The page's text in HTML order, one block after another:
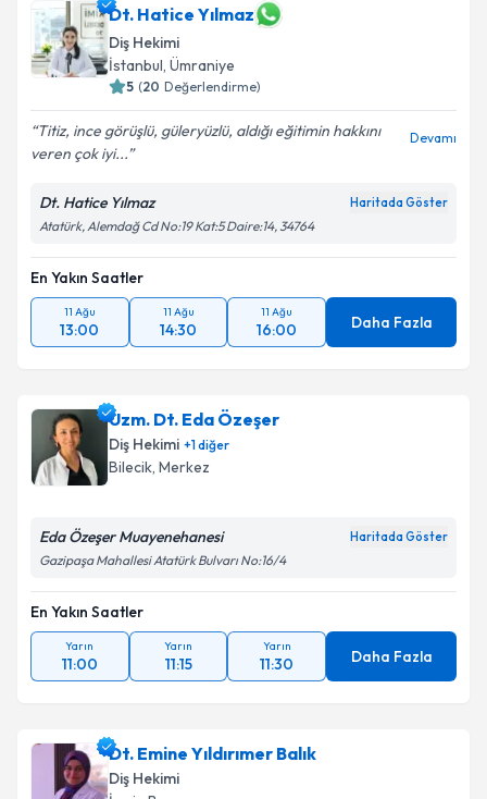
Dt. Hatice Yılmaz
Diş Hekimi
İstanbul, Ümraniye
5 (20 Değerlendirme)
Titiz, ince görüşlü, güleryüzlü, aldığı eğitimin hakkını
veren çok iyi...
Devamı
Dt. Hatice Yılmaz Haritada Göster
Atatürk, Alemdağ Cd No:19 Kat:5 Daire:14, 34764
En Yakın Saatler
11 Ağu
13:00
11 Ağu
14:30
11 Ağu
16:00 Daha Fazla
Uzm. Dt. Eda Özeşer
Diş Hekimi +1diğer
Bilecik, Merkez
Eda Özeşer Muayenehanesi Haritada Göster
Gazipaşa Mahallesi Atatürk Bulvarı No:16/4
En Yakın Saatler
Yarın
11:00
Yarın
11:15
Yarın
11:30 Daha Fazla
Dt. Emine Yıldırımer Balık
Diş Hekimi